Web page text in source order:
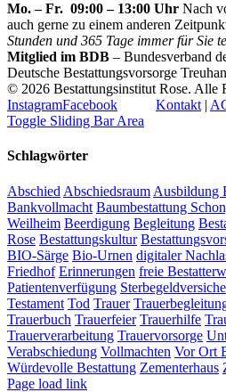
Mo. – Fr. 09:00 – 13:00 Uhr Nach
auch gerne zu einem anderen
Stunden und 365 Tage immer für Sie
Mitglied im BDB – Bundesverband
Deutsche Bestattungsvorsorge
© 2026 Bestattungsinstitut Rose. Alle
Kontakt |
InstagramFacebook
Toggle Sliding Bar Area
Schlagwörter
Abschied Abschiedsraum Ausbildung
Bankvollmacht Baumbestattung
Weilheim Beerdigung Begleitung
Rose Bestattungskultur
BIO-Särge Bio-Urnen digitaler
Friedhof Erinnerungen freie
Patientenverfügung
Testament Tod Trauer
Trauerbuch Trauerfeier Trauerhilfe
Trauerverarbeitung Trauervorsorge
Verabschiedung Vollmachten Vor Ort
Würdevolle Bestattung Zementerhaus
Page load link